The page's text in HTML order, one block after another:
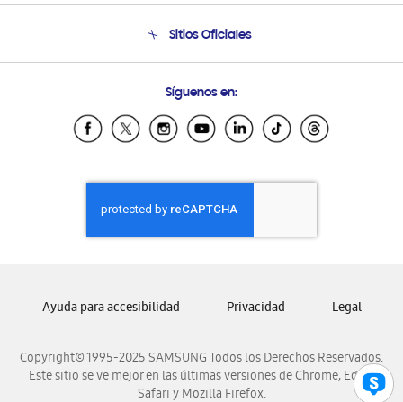
Soporte vía eMail
Sitios Oficiales
Samsung Ecuador
Samsung El Salvador
Samsung Honduras
Samsung Nicaragua
Samsung Panamá
Samsung Venezuela
Síguenos en:
Copyright© 1995-2025 SAMSUNG Todos los Derechos Reservados.
Este sitio se ve mejor en las últimas versiones de Chrome, Edge,
Safari y Mozilla Firefox.
Ayuda para accesibilidad Privacidad Legal